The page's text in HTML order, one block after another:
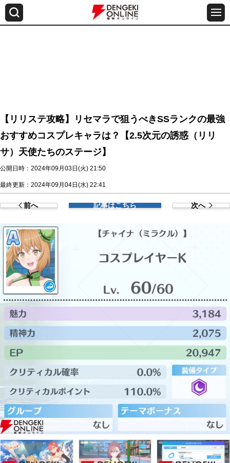
【リリステ攻略】リセマラで狙うべきSSランクの最強
おすすめコスプレキャラは？【2.5次元の誘惑（リリ
サ）天使たちのステージ】
公開日時：2024年09月03日(火) 21:50
最終更新：2024年09月04日(水) 22:41
前へ 記事はこちら 次へ